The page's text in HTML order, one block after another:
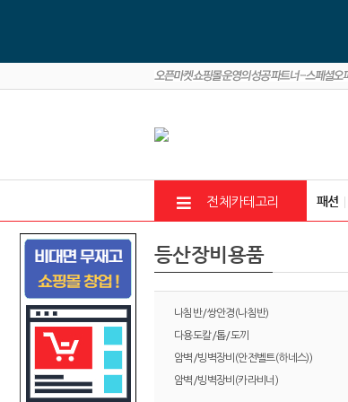
전체카테고리 패션
등산장비용품
나침반/쌍안경(나침반)
다용도칼/톱/도끼
암벽/빙벽장비(안전벨트(하네스))
암벽/빙벽장비(카라비너)